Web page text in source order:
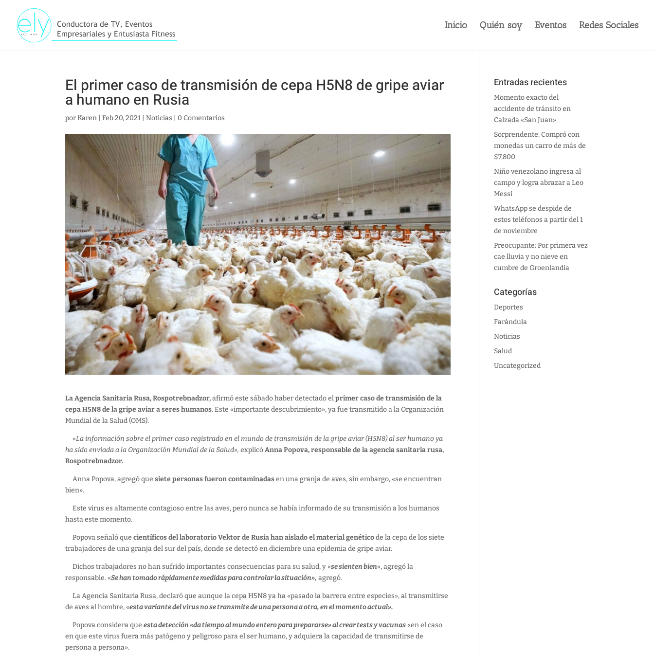
Inicio Quién soy Eventos Redes Sociales
El primer caso de transmisión de cepa H5N8 de gripe aviar
a humano en Rusia
porKaren |Feb 20, 2021 |Noticias 0 Comentarios
La Agencia Sanitaria Rusa, Rospotrebnadzor,afirmó este sábado haber detectado elprimer caso de transmisión de la
cepa H5N8 de la gripe aviar a seres humanos. Este «importante descubrimiento», ya fue transmitido a la Organización
Mundial de la Salud (OMS).
«La información sobre el primer caso registrado en el mundo de transmisión de la gripe aviar (H5N8) al ser humano ya
ha sido enviada a la Organización Mundial de la Salud», explicóAnna Popova, responsable de la agencia sanitaria rusa,
Rospotrebnadzor.
Anna Popova, agregó quesiete personas fueron contaminadasen una granja de aves, sin embargo, «se encuentran
bien».
Este virus es altamente contagioso entre las aves, pero nunca se había informado de su transmisión a los humanos
hasta este momento.
Popova señaló quecientíficos del laboratorio Vektor de Rusia han aislado el material genéticode la cepa de los siete
trabajadores de una granja del sur del país, donde se detectó en diciembre una epidemia de gripe aviar.
Dichos trabajadores no han sufrido importantes consecuencias para su salud, y «se sienten bien«, agregó la
responsable. «Se han tomado rápidamente medidas para controlar la situación», agregó.
La Agencia Sanitaria Rusa, declaró que aunque la cepa H5N8 ya ha «pasado la barrera entre especies», al transmitirse
de aves al hombre, «esta variante del virus no se transmite de una persona a otra, en el momento actual».
Popova considera queesta detección «da tiempo al mundo entero para prepararse» al crear tests y vacunas«en el caso
en que este virus fuera más patógeno y peligroso para el ser humano, y adquiera la capacidad de transmitirse de
persona a persona».
Entradas recientes
Momento exacto del
accidente de tránsito en
Calzada «San Juan»
Sorprendente: Compró con
monedas un carro de más de
$7,800
Niño venezolano ingresa al
campo y logra abrazar a Leo
Messi
WhatsApp se despide de
estos teléfonos a partir del 1
de noviembre
Preocupante: Por primera vez
cae lluvia y no nieve en
cumbre de Groenlandia
Categorías
Deportes
Farándula
Noticias
Salud
Uncategorized